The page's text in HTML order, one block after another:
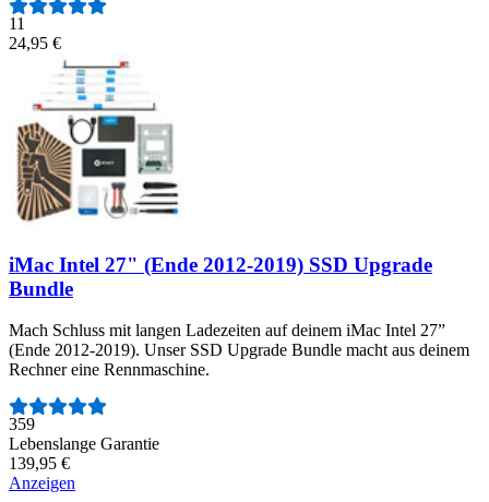
11
24,95 €
iMac Intel 27" (Ende 2012-2019) SSD Upgrade
Bundle
Mach Schluss mit langen Ladezeiten auf deinem iMac Intel 27”
(Ende 2012-2019). Unser SSD Upgrade Bundle macht aus deinem
Rechner eine Rennmaschine.
Anzahl der Bewertungen:
359
Lebenslange Garantie
139,95 €
Anzeigen